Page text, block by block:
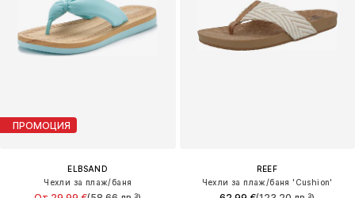
ПРОМОЦИЯ
ELBSAND
Чехли за плаж/баня
REEF
Чехли за плаж/баня 'Cushion'